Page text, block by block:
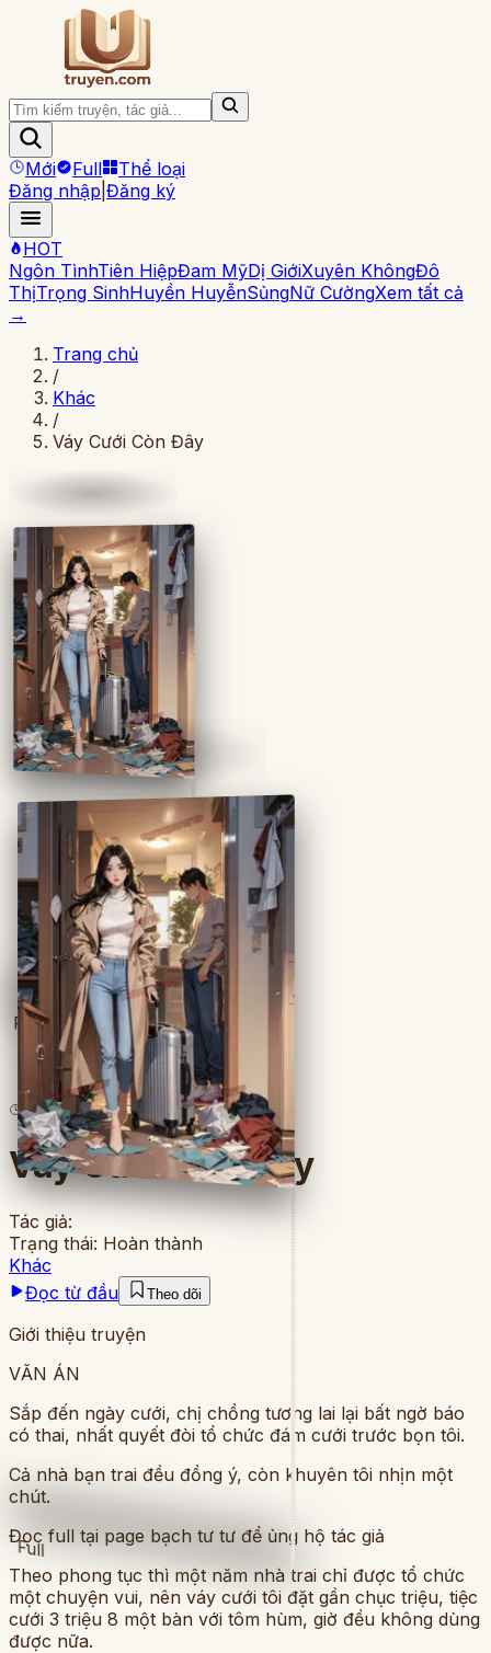
Mới Full
Thể loại
Đăng nhập Đăng ký
HOT
Ngôn TìnhTiên HiệpĐam MỹDị GiớiXuyên KhôngĐô
ThịTrọng SinhHuyền HuyễnSủngNữ CườngXem tất cả
→
Trang chủ
/
Khác
/
Váy Cưới Còn Đây
Full
Full
8lượt đọc· 8chương
Váy Cưới Còn Đây
Tác giả:
Trạng thái: Hoàn thành
Khác
Đọc từ đầu
Theo dõi
Giới thiệu truyện
VĂN ÁN
Sắp đến ngày cưới, chị chồng tương lai lại bất ngờ báo
có thai, nhất quyết đòi tổ chức đám cưới trước bọn tôi.
Cả nhà bạn trai đều đồng ý, còn khuyên tôi nhịn một
chút.
Đọc full tại page bạch tư tư để ủng hộ tác giả
Theo phong tục thì một năm nhà trai chỉ được tổ chức
một chuyện vui, nên váy cưới tôi đặt gần chục triệu, tiệc
cưới 3 triệu 8 một bàn với tôm hùm, giờ đều không dùng
được nữa.